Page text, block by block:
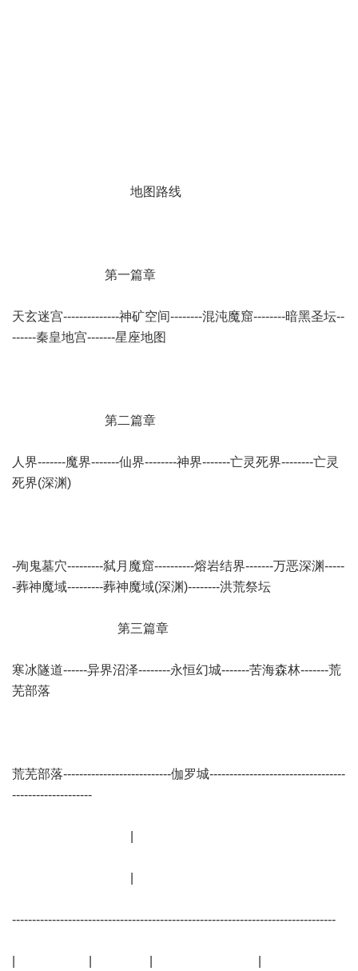
地图路线
第一篇章
天玄迷宫--------------神矿空间--------混沌魔窟--------暗黑圣坛--
------秦皇地宫-------星座地图
第二篇章
人界-------魔界-------仙界--------神界-------亡灵死界--------亡灵
死界(深渊)
-殉鬼墓穴---------弑月魔窟----------熔岩结界-------万恶深渊-----
-葬神魔域---------葬神魔域(深渊)--------洪荒祭坛
第三篇章
寒冰隧道------异界沼泽--------永恒幻城-------苦海森林-------荒
芜部落
荒芜部落---------------------------伽罗城----------------------------------
--------------------
---------------------------------------------------------------------------------